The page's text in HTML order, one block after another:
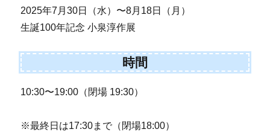
2025年7月30日（水）〜8月18日（月）
生誕100年記念 小泉淳作展
時間
10:30〜19:00（閉場 19:30）
※最終日は17:30まで（閉場18:00）